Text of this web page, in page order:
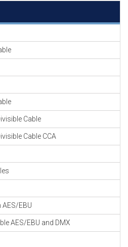
Cable
Cable CCA
EBU
AES/EBU and DMX